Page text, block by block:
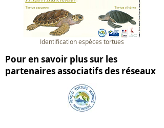
Identification espèces tortues
Pour en savoir plus sur les
partenaires associatifs des réseaux